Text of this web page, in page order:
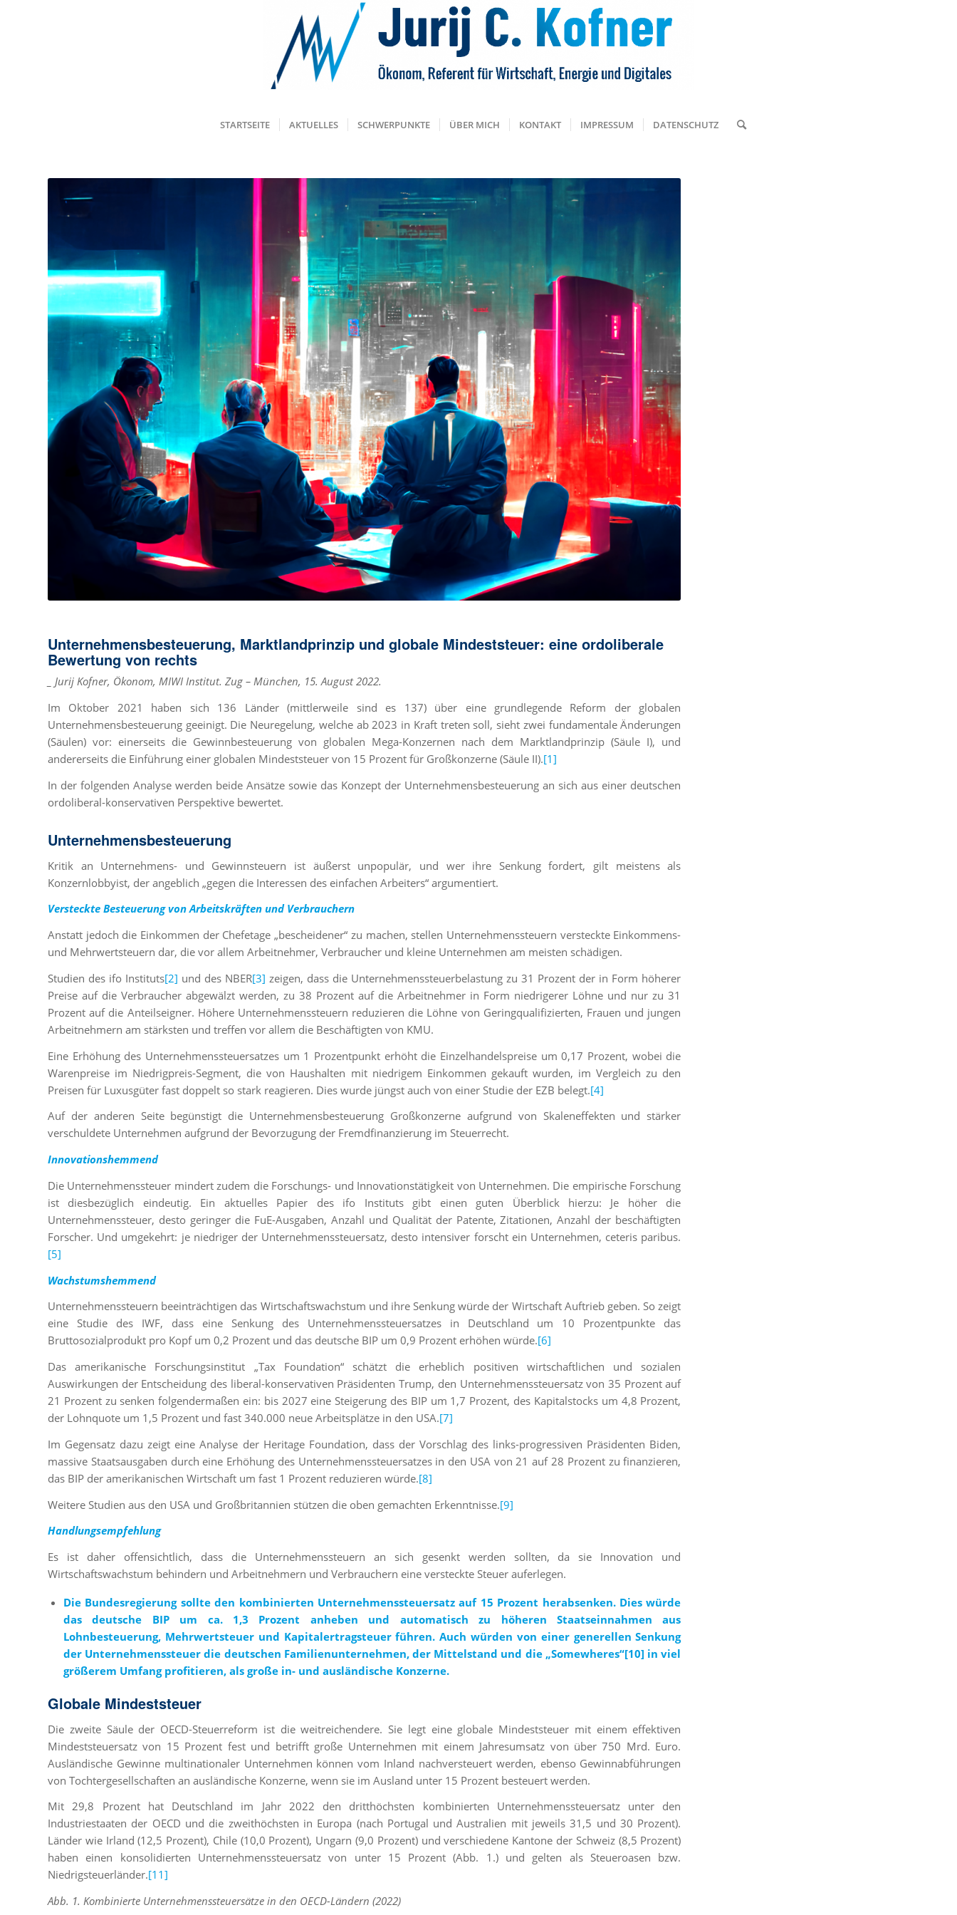
STARTSEITE AKTUELLES SCHWERPUNKTE ÜBER MICH KONTAKT IMPRESSUM DATENSCHUTZ
Unternehmensbesteuerung, Marktlandprinzip und globale Mindeststeuer: eine ordoliberale
Bewertung von rechts
_ Jurij Kofner, Ökonom, MIWI Institut. Zug – München, 15. August 2022.
Im Oktober 2021 haben sich 136 Länder (mittlerweile sind es 137) über eine grundlegende Reform der globalen
Unternehmensbesteuerung geeinigt. Die Neuregelung, welche ab 2023 in Kraft treten soll, sieht zwei fundamentale Änderungen
(Säulen) vor: einerseits die Gewinnbesteuerung von globalen Mega-Konzernen nach dem Marktlandprinzip (Säule I), und
andererseits die Einführung einer globalen Mindeststeuer von 15 Prozent für Großkonzerne (Säule II).[1]
In der folgenden Analyse werden beide Ansätze sowie das Konzept der Unternehmensbesteuerung an sich aus einer deutschen
ordoliberal-konservativen Perspektive bewertet.
Unternehmensbesteuerung
Kritik an Unternehmens- und Gewinnsteuern ist äußerst unpopulär, und wer ihre Senkung fordert, gilt meistens als
Konzernlobbyist, der angeblich „gegen die Interessen des einfachen Arbeiters“ argumentiert.
Versteckte Besteuerung von Arbeitskräften und Verbrauchern
Anstatt jedoch die Einkommen der Chefetage „bescheidener“ zu machen, stellen Unternehmenssteuern versteckte Einkommens-
und Mehrwertsteuern dar, die vor allem Arbeitnehmer, Verbraucher und kleine Unternehmen am meisten schädigen.
Studien des ifo Instituts[2] und des NBER[3] zeigen, dass die Unternehmenssteuerbelastung zu 31 Prozent der in Form höherer
Preise auf die Verbraucher abgewälzt werden, zu 38 Prozent auf die Arbeitnehmer in Form niedrigerer Löhne und nur zu 31
Prozent auf die Anteilseigner. Höhere Unternehmenssteuern reduzieren die Löhne von Geringqualifizierten, Frauen und jungen
Arbeitnehmern am stärksten und treffen vor allem die Beschäftigten von KMU.
Eine Erhöhung des Unternehmenssteuersatzes um 1 Prozentpunkt erhöht die Einzelhandelspreise um 0,17 Prozent, wobei die
Warenpreise im Niedrigpreis-Segment, die von Haushalten mit niedrigem Einkommen gekauft wurden, im Vergleich zu den
Preisen für Luxusgüter fast doppelt so stark reagieren. Dies wurde jüngst auch von einer Studie der EZB belegt.[4]
Auf der anderen Seite begünstigt die Unternehmensbesteuerung Großkonzerne aufgrund von Skaleneffekten und stärker
verschuldete Unternehmen aufgrund der Bevorzugung der Fremdfinanzierung im Steuerrecht.
Innovationshemmend
Die Unternehmenssteuer mindert zudem die Forschungs- und Innovationstätigkeit von Unternehmen. Die empirische Forschung
ist diesbezüglich eindeutig. Ein aktuelles Papier des ifo Instituts gibt einen guten Überblick hierzu: Je höher die
Unternehmenssteuer, desto geringer die FuE-Ausgaben, Anzahl und Qualität der Patente, Zitationen, Anzahl der beschäftigten
Forscher. Und umgekehrt: je niedriger der Unternehmenssteuersatz, desto intensiver forscht ein Unternehmen, ceteris paribus.
[5]
Wachstumshemmend
Unternehmenssteuern beeinträchtigen das Wirtschaftswachstum und ihre Senkung würde der Wirtschaft Auftrieb geben. So zeigt
eine Studie des IWF, dass eine Senkung des Unternehmenssteuersatzes in Deutschland um 10 Prozentpunkte das
Bruttosozialprodukt pro Kopf um 0,2 Prozent und das deutsche BIP um 0,9 Prozent erhöhen würde.[6]
Das amerikanische Forschungsinstitut „Tax Foundation“ schätzt die erheblich positiven wirtschaftlichen und sozialen
Auswirkungen der Entscheidung des liberal-konservativen Präsidenten Trump, den Unternehmenssteuersatz von 35 Prozent auf
21 Prozent zu senken folgendermaßen ein: bis 2027 eine Steigerung des BIP um 1,7 Prozent, des Kapitalstocks um 4,8 Prozent,
der Lohnquote um 1,5 Prozent und fast 340.000 neue Arbeitsplätze in den USA.[7]
Im Gegensatz dazu zeigt eine Analyse der Heritage Foundation, dass der Vorschlag des links-progressiven Präsidenten Biden,
massive Staatsausgaben durch eine Erhöhung des Unternehmenssteuersatzes in den USA von 21 auf 28 Prozent zu finanzieren,
das BIP der amerikanischen Wirtschaft um fast 1 Prozent reduzieren würde.[8]
Weitere Studien aus den USA und Großbritannien stützen die oben gemachten Erkenntnisse.[9]
Handlungsempfehlung
Es ist daher offensichtlich, dass die Unternehmenssteuern an sich gesenkt werden sollten, da sie Innovation und
Wirtschaftswachstum behindern und Arbeitnehmern und Verbrauchern eine versteckte Steuer auferlegen.
Die Bundesregierung sollte den kombinierten Unternehmenssteuersatz auf 15 Prozent herabsenken. Dies würde
das deutsche BIP um ca. 1,3 Prozent anheben und automatisch zu höheren Staatseinnahmen aus
Lohnbesteuerung, Mehrwertsteuer und Kapitalertragsteuer führen. Auch würden von einer generellen Senkung
der Unternehmenssteuer die deutschen Familienunternehmen, der Mittelstand und die „Somewheres“[10] in viel
größerem Umfang profitieren, als große in- und ausländische Konzerne.
Globale Mindeststeuer
Die zweite Säule der OECD-Steuerreform ist die weitreichendere. Sie legt eine globale Mindeststeuer mit einem effektiven
Mindeststeuersatz von 15 Prozent fest und betrifft große Unternehmen mit einem Jahresumsatz von über 750 Mrd. Euro.
Ausländische Gewinne multinationaler Unternehmen können vom Inland nachversteuert werden, ebenso Gewinnabführungen
von Tochtergesellschaften an ausländische Konzerne, wenn sie im Ausland unter 15 Prozent besteuert werden.
Mit 29,8 Prozent hat Deutschland im Jahr 2022 den dritthöchsten kombinierten Unternehmenssteuersatz unter den
Industriestaaten der OECD und die zweithöchsten in Europa (nach Portugal und Australien mit jeweils 31,5 und 30 Prozent).
Länder wie Irland (12,5 Prozent), Chile (10,0 Prozent), Ungarn (9,0 Prozent) und verschiedene Kantone der Schweiz (8,5 Prozent)
haben einen konsolidierten Unternehmenssteuersatz von unter 15 Prozent (Abb. 1.) und gelten als Steueroasen bzw.
Niedrigsteuerländer.[11]
Abb. 1. Kombinierte Unternehmenssteuersätze in den OECD-Ländern (2022)